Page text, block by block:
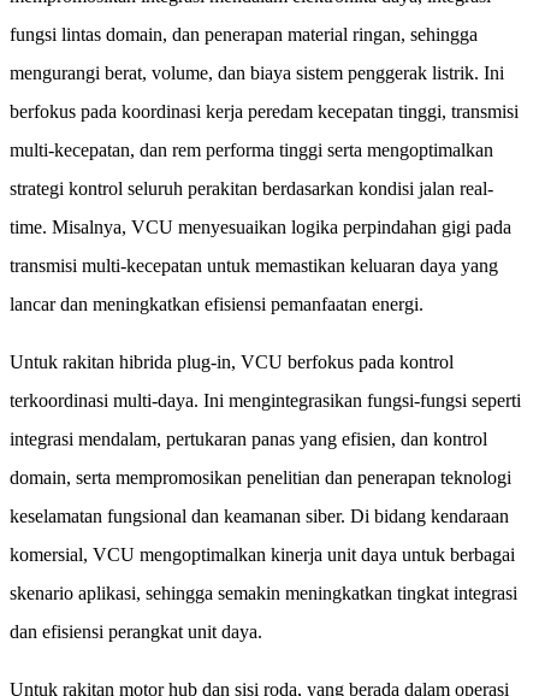
fungsi lintas domain, dan penerapan material ringan, sehingga
mengurangi berat, volume, dan biaya sistem penggerak listrik. Ini
berfokus pada koordinasi kerja peredam kecepatan tinggi, transmisi
multi-kecepatan, dan rem performa tinggi serta mengoptimalkan
strategi kontrol seluruh perakitan berdasarkan kondisi jalan real-
time. Misalnya, VCU menyesuaikan logika perpindahan gigi pada
transmisi multi-kecepatan untuk memastikan keluaran daya yang
lancar dan meningkatkan efisiensi pemanfaatan energi.
Untuk rakitan hibrida plug-in, VCU berfokus pada kontrol
terkoordinasi multi-daya. Ini mengintegrasikan fungsi-fungsi seperti
integrasi mendalam, pertukaran panas yang efisien, dan kontrol
domain, serta mempromosikan penelitian dan penerapan teknologi
keselamatan fungsional dan keamanan siber. Di bidang kendaraan
komersial, VCU mengoptimalkan kinerja unit daya untuk berbagai
skenario aplikasi, sehingga semakin meningkatkan tingkat integrasi
dan efisiensi perangkat unit daya.
Untuk rakitan motor hub dan sisi roda, yang berada dalam operasi